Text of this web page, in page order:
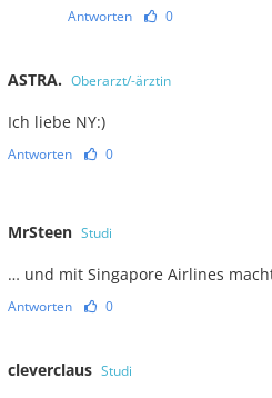
Antworten 0
ASTRA. Oberarzt/-ärztin
Ich liebe NY:)
Antworten 0
MrSteen Studi
… und mit Singapore Airlines
Antworten 0
cleverclaus Studi